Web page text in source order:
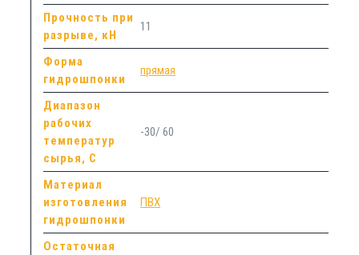
Прочность при
разрыве, кН
11
Форма
гидрошпонки
прямая
Диапазон
рабочих
температур
сырья, С
-30/ 60
Материал
изготовления
гидрошпонки
ПВХ
Остаточная